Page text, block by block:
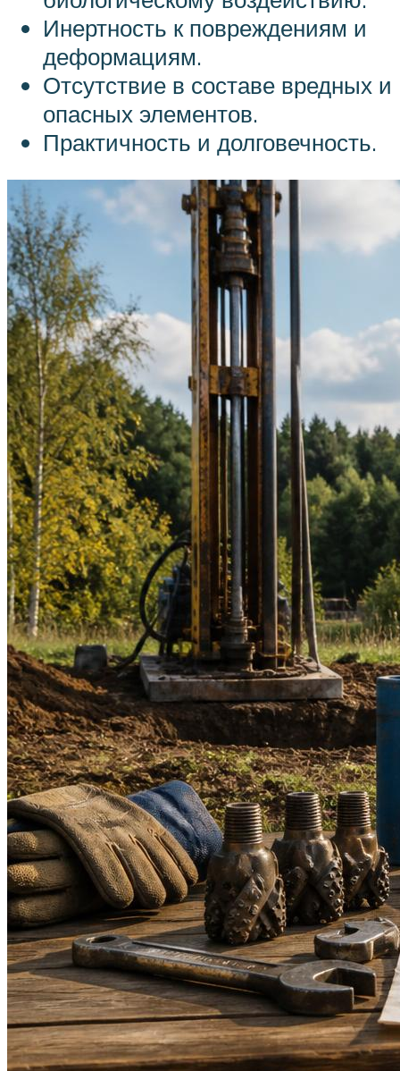
Инертность к повреждениям и
деформациям.
Отсутствие в составе вредных и
опасных элементов.
Практичность и долговечность.